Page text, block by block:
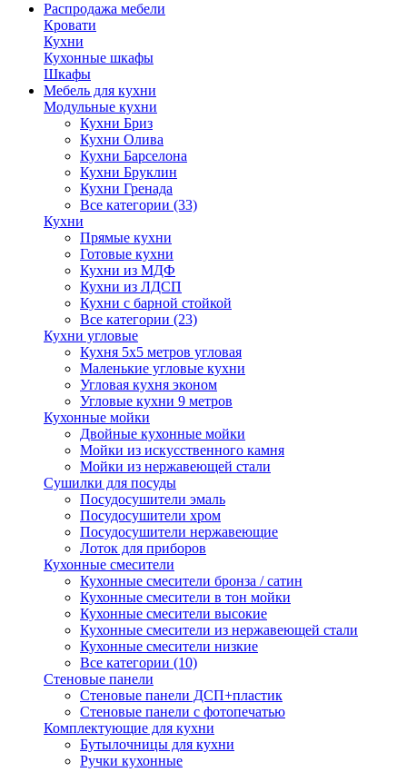
Распродажа мебели
Кровати
Кухни
Кухонные шкафы
Шкафы
Мебель для кухни
Модульные кухни
Кухни Бриз
Кухни Олива
Кухни Барселона
Кухни Бруклин
Кухни Гренада
Все категории (33)
Кухни
Прямые кухни
Готовые кухни
Кухни из МДФ
Кухни из ЛДСП
Кухни с барной стойкой
Все категории (23)
Кухни угловые
Кухня 5х5 метров угловая
Маленькие угловые кухни
Угловая кухня эконом
Угловые кухни 9 метров
Кухонные мойки
Двойные кухонные мойки
Мойки из искусственного камня
Мойки из нержавеющей стали
Сушилки для посуды
Посудосушители эмаль
Посудосушители хром
Посудосушители нержавеющие
Лоток для приборов
Кухонные смесители
Кухонные смесители бронза / сатин
Кухонные смесители в тон мойки
Кухонные смесители высокие
Кухонные смесители из нержавеющей стали
Кухонные смесители низкие
Все категории (10)
Стеновые панели
Стеновые панели ДСП+пластик
Стеновые панели с фотопечатью
Комплектующие для кухни
Бутылочницы для кухни
Ручки кухонные